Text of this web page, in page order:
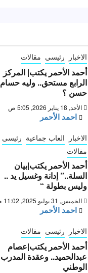
الاخبار رئيسى مقالات
أحمد الأحمر يكتب| المركز
الرابع مستحق.. وليه حسام
حسن ؟
الأحد, 18 يناير 2026, 5:05 ص
احمد الأحمر
الاخبار العاب جماعية رئيسى
مقالات
أحمد الأحمر يكتب|بيان
السلة..” إدانة وغسيل يد ..
وليس بطولة “
الخميس, 31 يوليو 2025, 11:02 ص
احمد الأحمر
الاخبار رئيسى مقالات
أحمد الأحمر يكتب|عصام
عبدالحميد.. وعقدة المدرب
الوطني